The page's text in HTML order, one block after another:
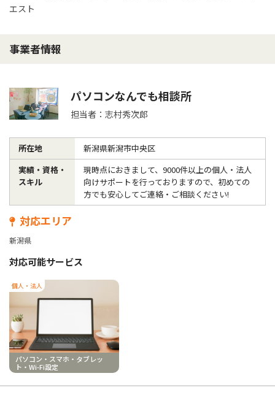
エスト
事業者情報
パソコンなんでも相談所
担当者：志村秀次郎
所在地
新潟県新潟市中央区
実績・資格・
スキル
現時点におきまして、9000件以上の個人・法人
向けサポートを行っておりますので、初めての
方でも安心してご連絡・ご相談ください!
対応エリア
新潟県
対応可能サービス
個人・法人
パソコン・スマホ・タブレッ
ト・Wi-Fi設定